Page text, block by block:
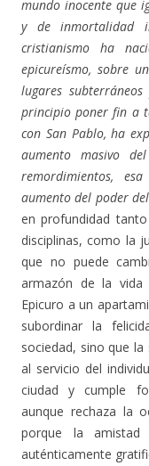
mundo inocente que
y de inmortalidad
cristianismo ha
epicureísmo, sobre
lugares
principio poner fin a
con San Pablo, ha
aumento masivo
remordimientos,
aumento del poder
en profundidad
disciplinas, como la
que no puede
armazón de la
Epicuro a un
subordinar la
sociedad, sino que
al servicio del
ciudad y cumple
aunque rechaza la
porque la
auténticamente